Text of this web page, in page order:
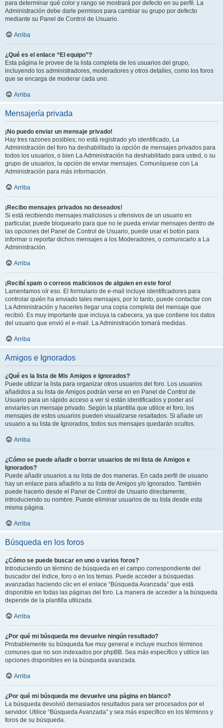
para determinar qué color y rango se mostrará por defecto en su perfil. La
Administración debe darle permisos para cambiar su grupo por defecto
mediante su Panel de Control de Usuario.
Arriba
¿Qué es el enlace “El equipo”?
Esta página le provee de la lista completa de los usuarios del grupo,
incluyendo los administradores, moderadores y otros detalles, como los foros
que se encarga de moderar cada uno.
Arriba
Mensajería privada
¡No puedo enviar un mensaje privado!
Hay tres razones posibles; no está registrado y/o identificado, La
Administración del foro ha deshabilitado la opción de mensajes privados para
todos los usuarios, o bien La Administración ha deshabilitado para usted, o su
grupo de usuarios, la opción de enviar mensajes. Comuníquese con La
Administración para más información.
Arriba
¡Recibo mensajes privados no deseados!
Si está recibiendo mensajes maliciosos u ofensivos de un usuario en
particular, puede bloquearlo para que no le pueda enviar mensajes dentro de
las opciones del Panel de Control de Usuario, puede usar el botón para
informar o reportar dichos mensajes a los Moderadores, o comunicarlo a La
Administración.
Arriba
¡Recibí spam o correos maliciosos de alguien en este foro!
Lamentamos oír eso. El formulario de e-mail incluye identificadores para
controlar quién ha enviado tales mensajes, por lo tanto, puede contactar con
La Administración y hacerles llegar una copia completa del mensaje que
recibió. Es muy importante que incluya la cabecera, ya que contiene los datos
del usuario que envió el e-mail. La Administración tomará medidas.
Arriba
Amigos e Ignorados
¿Qué es la lista de Mis Amigos e Ignorados?
Puede utilizar la lista para organizar otros usuarios del foro. Los usuarios
añadidos a su lista de Amigos podrán verse en en Panel de Control de
Usuario para un rápido acceso a ver si están identificados y poder así
enviarles un mensaje privado. Según la plantilla que utilice el foro, los
mensajes de estos usuarios pueden visualizarse resaltados. Si añade un
usuario a su lista de Ignorados, todos sus mensajes quedarán ocultos.
Arriba
¿Cómo se puede añadir o borrar usuarios de mi lista de Amigos e
Ignorados?
Puede añadir usuarios a su lista de dos maneras. En cada perfil de usuario
hay un enlace para añadirlo a su lista de Amigos y/o Ignorados. También
puede hacerlo desde el Panel de Control de Usuario directamente,
introduciendo su nombre. Puede eliminar usuarios de su lista desde esta
misma página.
Arriba
Búsqueda en los foros
¿Cómo se puede buscar en uno o varios foros?
Introduciendo un término de búsqueda en el campo correspondiente del
buscador del índice, foro o en los temas. Puede acceder a búsquedas
avanzadas haciendo clic en el enlace “Búsqueda Avanzada” que está
disponible en todas las páginas del foro. La manera de acceder a la búsqueda
depende de la plantilla utilizada.
Arriba
¿Por qué mi búsqueda me devuelve ningún resultado?
Probablemente su búsqueda fue muy general e incluye muchos términos
comunes que no son indexados por phpBB. Sea más específico y utilice las
opciones disponibles en la búsqueda avanzada.
Arriba
¿Por qué mi búsqueda me devuelve una página en blanco?
La búsqueda devolvió demasiados resultados para ser procesados por el
servidor. Utilice “Búsqueda Avanzada” y sea más específico en los términos y
foros de su búsqueda.